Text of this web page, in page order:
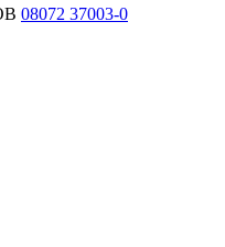
08072 37003-0